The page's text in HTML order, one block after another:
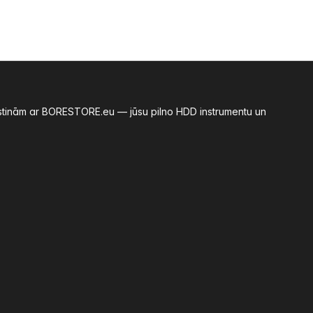
ar BORESTORE.eu — jūsu pilno HDD instrumentu un